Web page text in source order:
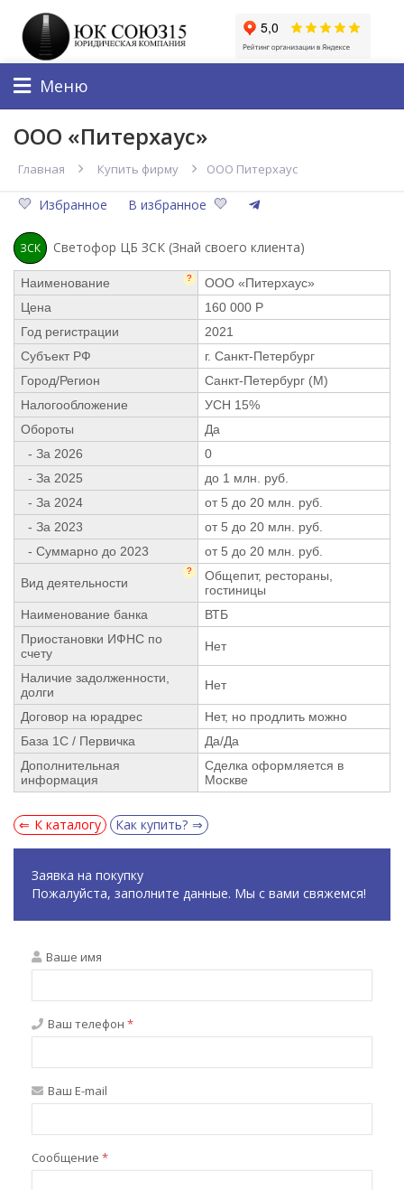
Меню
ООО «Питерхаус»
Главная Купить фирму ООО Питерхаус
Избранное В избранное
ЗСК Светофор ЦБ ЗСК (Знай своего клиента)
Наименование ?
ООО «Питерхаус»
Цена
160 000 Р
Год регистрации
2021
Субъект РФ
г. Санкт-Петербург
Город/Регион
Санкт-Петербург (М)
Налогообложение
УСН 15%
Обороты
Да
- За 2026
0
- За 2025
до 1 млн. руб.
- За 2024
от 5 до 20 млн. руб.
- За 2023
от 5 до 20 млн. руб.
- Суммарно до 2023
от 5 до 20 млн. руб.
Вид деятельности
?
Общепит, рестораны,
гостиницы
Наименование банка
ВТБ
Приостановки ИФНС по
счету
Нет
Наличие задолженности,
долги
Нет
Договор на юрадрес
Нет, но продлить можно
База 1С / Первичка
Да/Да
Дополнительная
информация
Сделка оформляется в
Москве
К каталогу Как купить?
Заявка на покупку
Пожалуйста, заполните данные. Мы с вами свяжемся!
Ваше имя
Ваш телефон *
Ваш E-mail
Сообщение *